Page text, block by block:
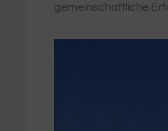
gemeinschaftliche